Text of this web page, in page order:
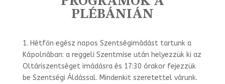
PLÉBÁNIÁN
1. Hétfőn egész napos Szentségimádást tartunk a
Kápolnában: a reggeli Szentmise után helyezzük ki az
Oltáriszentséget imádásra és 17:30 órakor fejezzük
be Szentségi Áldással. Mindenkit szeretettel várunk.